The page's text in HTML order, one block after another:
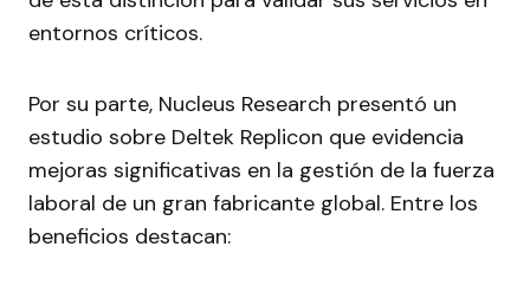
entornos críticos.
Por su parte, Nucleus Research presentó un
estudio sobre Deltek Replicon que evidencia
mejoras significativas en la gestión de la fuerza
laboral de un gran fabricante global. Entre los
beneficios destacan: